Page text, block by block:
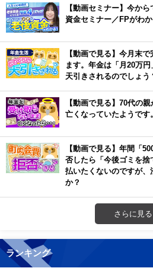
【動画セミナー】今か
資金セミナー／FPがわ
【動画で見る】今月末
ます。年金は「月20万
天引きされるのでしょう
【動画で見る】70代の
亡くなっていたようで
【動画で見る】年間「
否したら「今後ゴミを捨
払いたくないのですが、
か？
さらに見る
ランキング